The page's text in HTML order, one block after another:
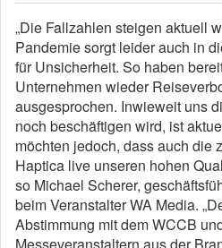
„Die Fallzahlen steigen aktuell
Pandemie sorgt leider auch in
für Unsicherheit. So haben
Unternehmen wieder
ausgesprochen. Inwieweit uns
noch beschäftigen wird, ist
möchten jedoch, dass auch die
Haptica live unseren hohen
so Michael Scherer,
beim Veranstalter WA Media.
Abstimmung mit dem WCCB